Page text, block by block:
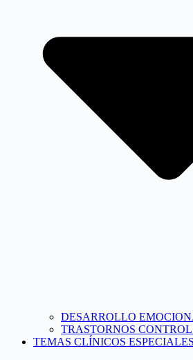
DESARROLLO
TRASTORNOS
TEMAS CLÍNICOS ESPECIALES